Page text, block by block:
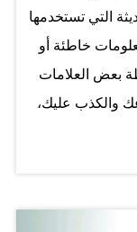
التي تستخدمها
خاطئة أو
بعض العلامات
والكذب عليك،
الوقوف